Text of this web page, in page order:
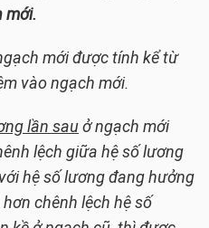
mới.
mới được tính kể từ
vào ngạch mới.
lần sauở ngạch mới
lệch giữa hệ số lương
hệ số lương đang hưởng
chênh lệch hệ số